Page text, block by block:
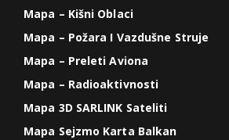
Mapa – Kišni Oblaci
Mapa – Požara I Vazdušne Struje
Mapa – Preleti Aviona
Mapa – Radioaktivnosti
Mapa 3D SARLINK Sateliti
Mapa Sejzmo Karta Balkan